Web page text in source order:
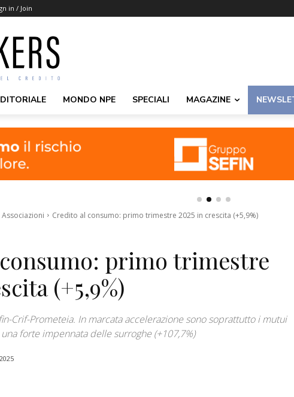
in / Join
MONDO NPE SPECIALI MAGAZINE
Associazioni Credito al consumo: primo trimestre 2025 in crescita (+5,9%)
primo trimestre
(+5,9%)
Crif-Prometeia. In marcata accelerazione sono soprattutto i mutui
forte impennata delle surroghe (+107,7%)